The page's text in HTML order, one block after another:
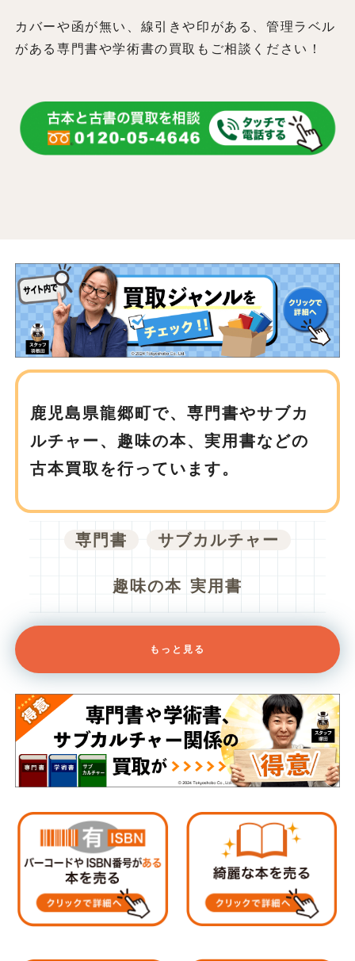
カバーや函が無い、線引きや印がある、管理ラベル
がある専門書や学術書の買取もご相談ください！
鹿児島県龍郷町で、専門書やサブカ
ルチャー、趣味の本、実用書などの
古本買取を行っています。
専門書 サブカルチャー
趣味の本 実用書
もっと見る